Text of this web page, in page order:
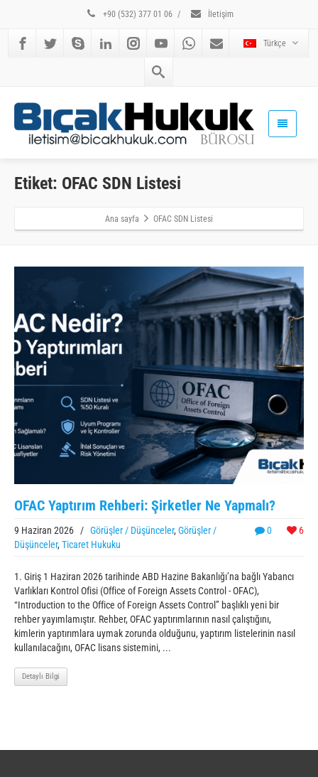
+90 (532) 377 01 06 / İletişim
Türkçe
Etiket: OFAC SDN Listesi
Ana sayfa OFAC SDN Listesi
OFAC Yaptırım Rehberi: Şirketler Ne Yapmalı?
0 6
9 Haziran 2026 / Görüşler / Düşünceler, Görüşler /
Düşünceler, Ticaret Hukuku
1. Giriş 1 Haziran 2026 tarihinde ABD Hazine Bakanlığı’na bağlı Yabancı
Varlıkları Kontrol Ofisi (Office of Foreign Assets Control - OFAC),
“Introduction to the Office of Foreign Assets Control” başlıklı yeni bir
rehber yayımlamıştır. Rehber, OFAC yaptırımlarının nasıl çalıştığını,
kimlerin yaptırımlara uymak zorunda olduğunu, yaptırım listelerinin nasıl
kullanılacağını, OFAC lisans sistemini, ...
Detaylı Bilgi